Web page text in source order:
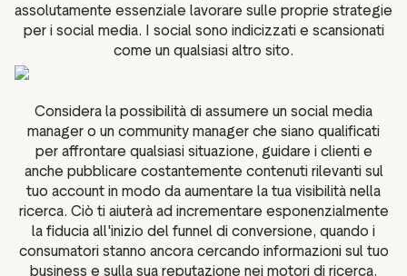
assolutamente essenziale lavorare sulle proprie strategie
per i social media. I social sono indicizzati e scansionati
come un qualsiasi altro sito.
Considera la possibilità di assumere un social media
manager o un community manager che siano qualificati
per affrontare qualsiasi situazione, guidare i clienti e
anche pubblicare costantemente contenuti rilevanti sul
tuo account in modo da aumentare la tua visibilità nella
ricerca. Ciò ti aiuterà ad incrementare esponenzialmente
la fiducia all'inizio del funnel di conversione, quando i
consumatori stanno ancora cercando informazioni sul tuo
business e sulla sua reputazione nei motori di ricerca.